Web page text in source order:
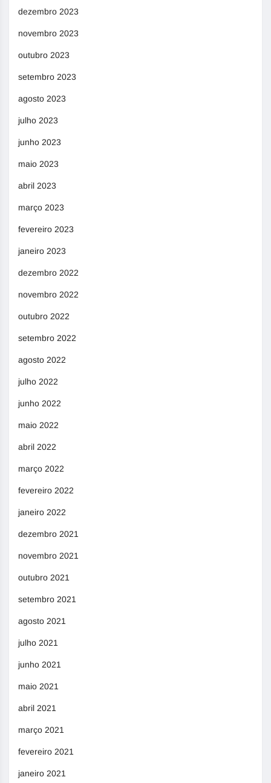
dezembro 2023
novembro 2023
outubro 2023
setembro 2023
agosto 2023
julho 2023
junho 2023
maio 2023
abril 2023
março 2023
fevereiro 2023
janeiro 2023
dezembro 2022
novembro 2022
outubro 2022
setembro 2022
agosto 2022
julho 2022
junho 2022
maio 2022
abril 2022
março 2022
fevereiro 2022
janeiro 2022
dezembro 2021
novembro 2021
outubro 2021
setembro 2021
agosto 2021
julho 2021
junho 2021
maio 2021
abril 2021
março 2021
fevereiro 2021
janeiro 2021